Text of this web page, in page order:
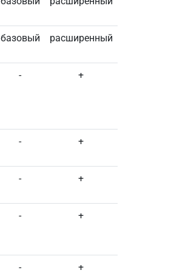
базовый расширенный
- +
- +
- +
- +
- +